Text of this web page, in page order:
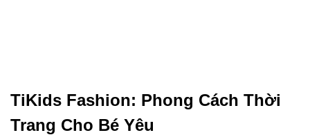
TiKids Fashion: Phong Cách Thời
Trang Cho Bé Yêu